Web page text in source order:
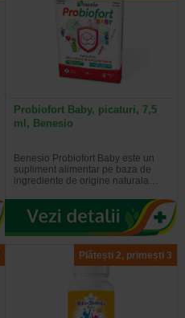
Probiofort Baby, picaturi, 7,5
ml, Benesio
Benesio Probiofort Baby este un
supliment alimentar pe baza de
ingrediente de origine naturala…
Plătești 2, primești 3